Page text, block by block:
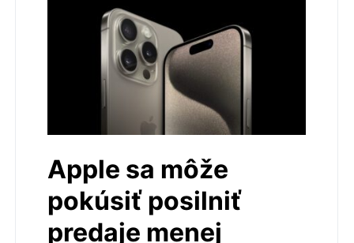
Apple sa môže
pokúsiť posilniť
predaje menej